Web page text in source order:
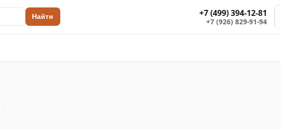
Найти +7 (499) 394-12-81
+7 (926) 829-91-94